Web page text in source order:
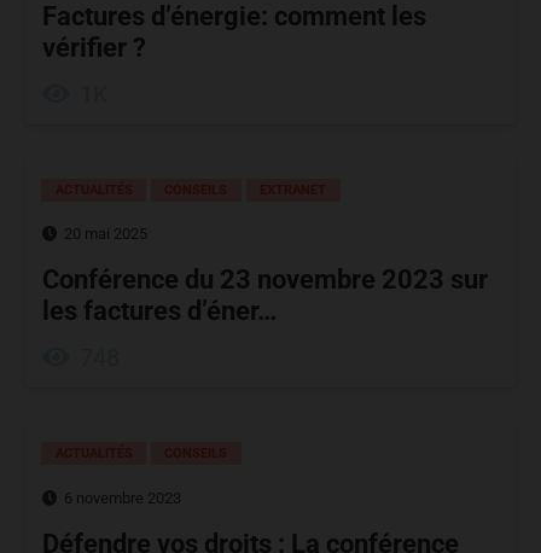
Factures d’énergie: comment les
vérifier ?
20 mai 2025
Conférence du 23 novembre 2023 sur
les factures d’éner…
6 novembre 2023
Défendre vos droits : La conférence